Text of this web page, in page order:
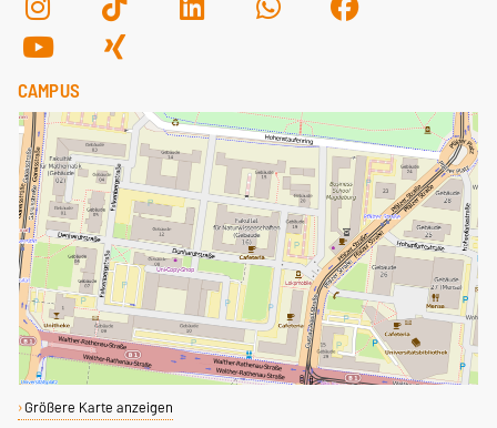
CAMPUS
Größere Karte anzeigen